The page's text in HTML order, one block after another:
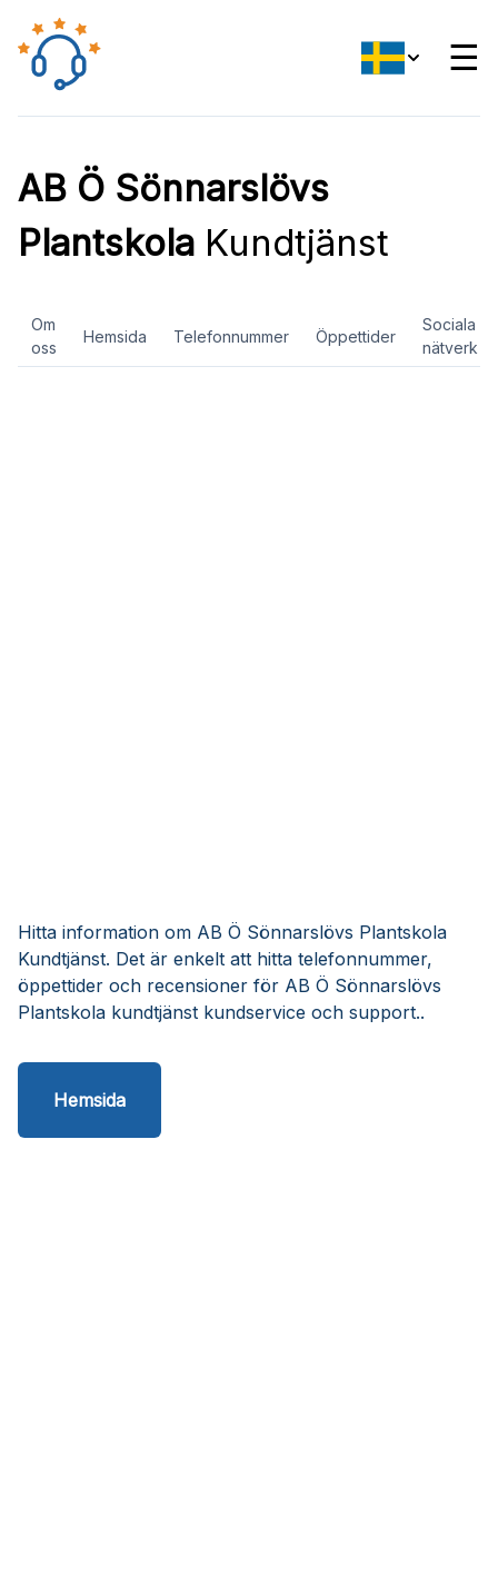
☰
AB Ö Sönnarslövs
Plantskola Kundtjänst
Om
oss
Hemsida Telefonnummer Öppettider
Sociala
nätverk
Hitta information om AB Ö Sönnarslövs Plantskola
Kundtjänst. Det är enkelt att hitta telefonnummer,
öppettider och recensioner för AB Ö Sönnarslövs
Plantskola kundtjänst kundservice och support..
Hemsida